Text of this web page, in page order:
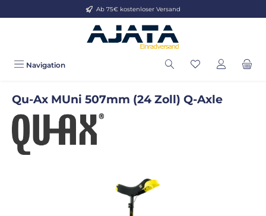
Zum Hauptinhalt springenAb 75€ kostenloser Versand
Navigation
Qu-Ax MUni 507mm (24 Zoll) Q-Axle